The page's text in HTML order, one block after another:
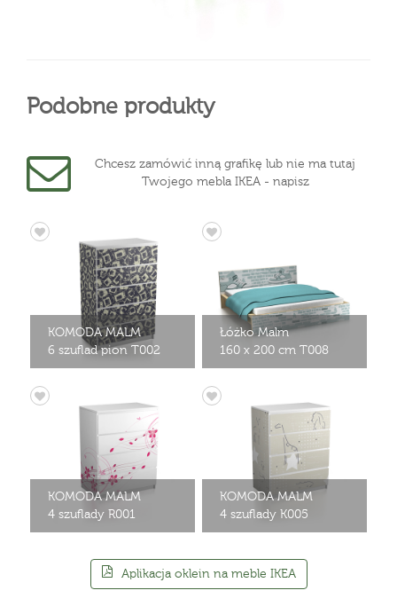
Podobne produkty
Chcesz zamówić inną grafikę lub nie ma tutaj
Twojego mebla IKEA - napisz
KOMODA MALM
6 szuflad pion T002
Łóżko Malm
160 x 200 cm T008
KOMODA MALM
4 szuflady R001
KOMODA MALM
4 szuflady K005
Aplikacja oklein na meble IKEA